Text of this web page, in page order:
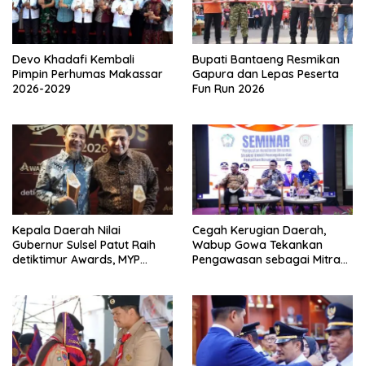
Devo Khadafi Kembali
Pimpin Perhumas Makassar
2026-2029
Bupati Bantaeng Resmikan
Gapura dan Lepas Peserta
Fun Run 2026
Kepala Daerah Nilai
Gubernur Sulsel Patut Raih
detiktimur Awards, MYP
Cegah Kerugian Daerah,
Wabup Gowa Tekankan
Pengawasan sebagai Mitra